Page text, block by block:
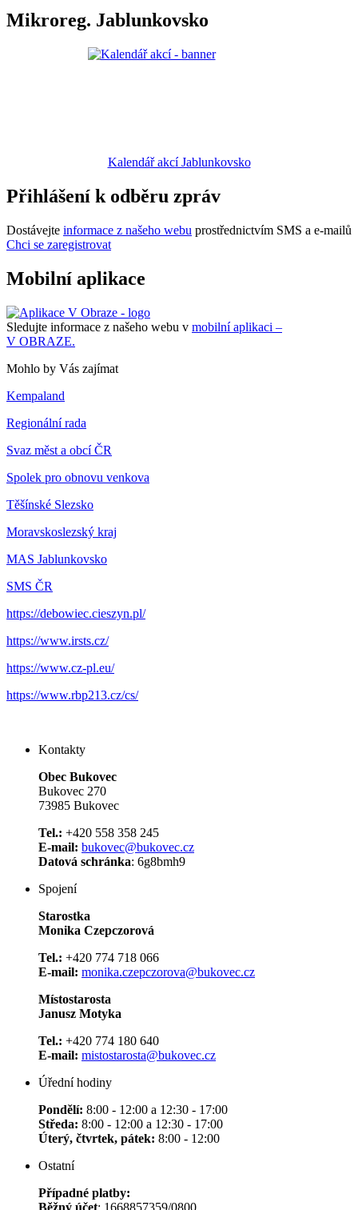
Mikroreg. Jablunkovsko
Kalendář akcí Jablunkovsko
Přihlášení k odběru zpráv
Dostávejte informace z našeho webu prostřednictvím SMS a e-mailů
Chci se zaregistrovat
Mobilní aplikace
Sledujte informace z našeho webu v mobilní aplikaci –
V OBRAZE.
Mohlo by Vás zajímat
Kempaland
Regionální rada
Svaz měst a obcí ČR
Spolek pro obnovu venkova
Těšínské Slezsko
Moravskoslezský kraj
MAS Jablunkovsko
SMS ČR
https://debowiec.cieszyn.pl/
https://www.irsts.cz/
https://www.cz-pl.eu/
https://www.rbp213.cz/cs/
Kontakty
Obec Bukovec
Bukovec 270
73985 Bukovec
Tel.: +420 558 358 245
E-mail: bukovec@bukovec.cz
Datová schránka: 6g8bmh9
Spojení
Starostka
Monika Czepczorová
Tel.: +420 774 718 066
E-mail: monika.czepczorova@bukovec.cz
Místostarosta
Janusz Motyka
Tel.: +420 774 180 640
E-mail: mistostarosta@bukovec.cz
Úřední hodiny
Pondělí: 8:00 - 12:00 a 12:30 - 17:00
Středa: 8:00 - 12:00 a 12:30 - 17:00
Úterý, čtvrtek, pátek: 8:00 - 12:00
Ostatní
Případné platby:
Běžný účet: 1668857359/0800